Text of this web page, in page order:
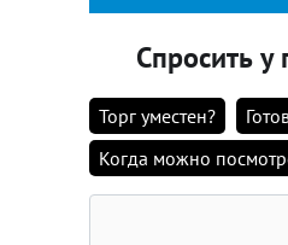
Спросить у
Торг уместен?
Когда можно